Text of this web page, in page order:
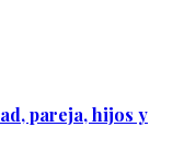
pareja, hijos y